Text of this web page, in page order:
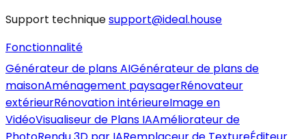
Support techniquesupport@ideal.house
Fonctionnalité
Générateur de plans AIGénérateur de plans de
maisonAménagement paysagerRénovateur
extérieurRénovation intérieureImage en
VidéoVisualiseur de Plans IAAméliorateur de